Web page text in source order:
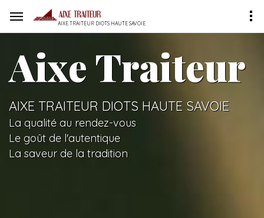
AIXE TRAITEUR DIOTS HAUTE SAVOIE
Aixe Traiteur
AIXE TRAITEUR DIOTS HAUTE SAVOIE
La qualité au rendez-vous
Le goût de l'autentique
La saveur de la tradition